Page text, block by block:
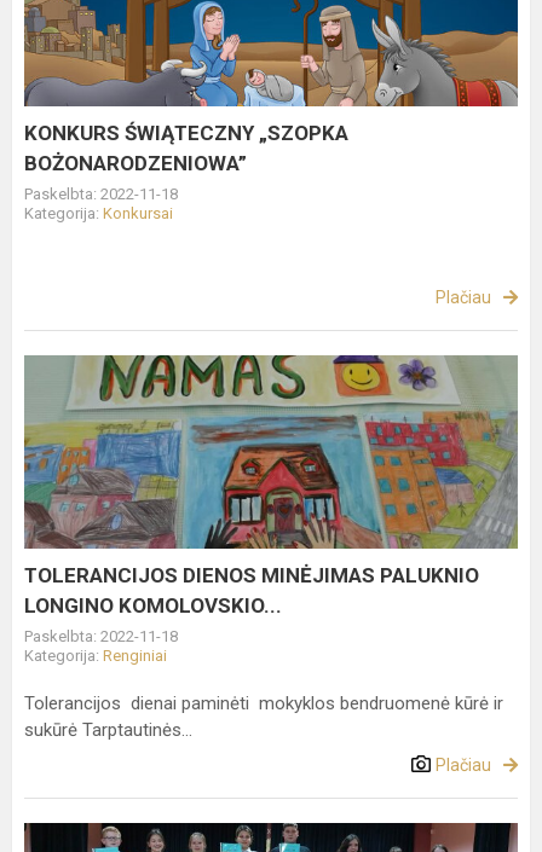
BOŻONARODZENIOWA”
KONKURS ŚWIĄTECZNY „SZOPKA
BOŻONARODZENIOWA”
Paskelbta: 2022-11-18
Kategorija: Konkursai
Plačiau
TOLERANCIJOS
DIENOS
MINĖJIMAS
PALUKNIO
LONGINO
KOMOLOVSKIO...
TOLERANCIJOS DIENOS MINĖJIMAS PALUKNIO
LONGINO KOMOLOVSKIO...
Paskelbta: 2022-11-18
Kategorija: Renginiai
Tolerancijos dienai paminėti mokyklos bendruomenė kūrė ir
sukūrė Tarptautinės...
Plačiau
Konkurs